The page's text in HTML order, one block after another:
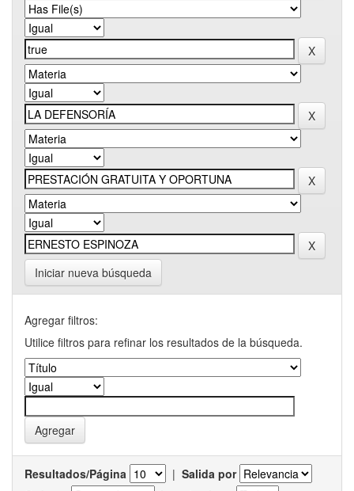
Iniciar nueva búsqueda
Agregar filtros:
Utilice filtros para refinar los resultados de la búsqueda.
Resultados/Página | Salida por